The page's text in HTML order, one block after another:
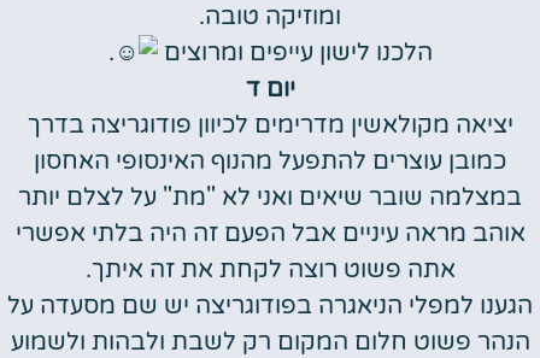
ומוזיקה טובה.
הלכנו לישון עייפים ומרוצים
.
יום ד
יציאה מקולאשין מדרימים לכיוון פודוגריצה בדרך
כמובן עוצרים להתפעל מהנוף האינסופי האחסון
במצלמה שובר שיאים ואני לא "מת" על לצלם יותר
אוהב מראה עיניים אבל הפעם זה היה בלתי אפשרי
אתה פשוט רוצה לקחת את זה איתך.
הגענו למפלי הניאגרה בפודוגריצה יש שם מסעדה על
הנהר פשוט חלום המקום רק לשבת ולבהות ולשמוע